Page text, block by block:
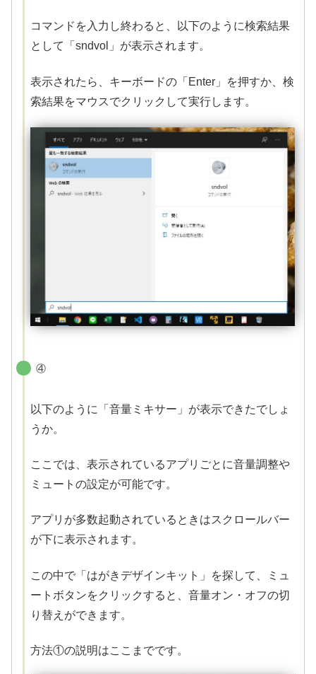
コマンドを入力し終わると、以下のように検索結果
として「sndvol」が表示されます。
表示されたら、キーボードの「Enter」を押すか、検
索結果をマウスでクリックして実行します。
④
以下のように「音量ミキサー」が表示できたでしょ
うか。
ここでは、表示されているアプリごとに音量調整や
ミュートの設定が可能です。
アプリが多数起動されているときはスクロールバー
が下に表示されます。
この中で「はがきデザインキット」を探して、ミュ
ートボタンをクリックすると、音量オン・オフの切
り替えができます。
方法①の説明はここまでです。